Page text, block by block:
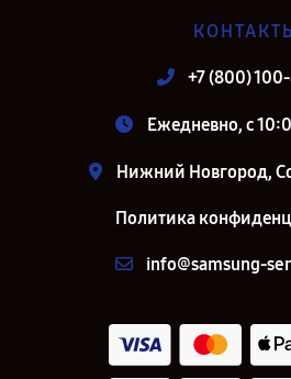
+7 (800)
Ежедневно, с
Нижний Новгород,
Политика
info@samsung-